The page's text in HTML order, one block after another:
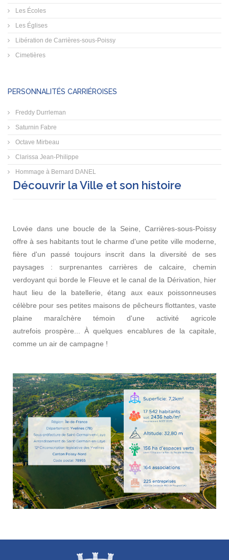
Les Écoles
Les Églises
Libération de Carrières-sous-Poissy
Cimetières
PERSONNALITÉS CARRIÉROISES
Freddy Durrleman
Saturnin Fabre
Octave Mirbeau
Clarissa Jean-Philippe
Hommage à Bernard DANEL
Découvrir la Ville et son histoire
Lovée dans une boucle de la Seine, Carrières-sous-Poissy
offre à ses habitants tout le charme d'une petite ville moderne,
fière d'un passé toujours inscrit dans la diversité de ses
paysages : surprenantes carrières de calcaire, chemin
verdoyant qui borde le Fleuve et le canal de la Dérivation, hier
haut lieu de la batellerie, étang aux eaux poissonneuses
célèbre pour ses petites maisons de pêcheurs flottantes, vaste
plaine maraîchère témoin d'une activité agricole
autrefois prospère... À quelques encablures de la capitale,
comme un air de campagne !